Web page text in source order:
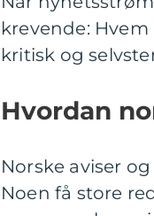
krevende:
kritisk og
Hvordan
Norske aviser
Noen få store